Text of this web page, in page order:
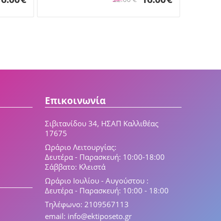
Επικοινωνία
Σιβιτανίδου 34, ΗΣΑΠ Καλλιθέας
17675
Ωράριο Λειτουργίας:
Δευτέρα - Παρασκευή: 10:00-18:00
Σάββατο: Κλειστά
Ωράριο Ιουλίου - Αυγούστου :
Δευτέρα - Παρασκευή: 10:00 - 18:00
Τηλέφωνο: 2109567113
email: info@ektiposeto.gr